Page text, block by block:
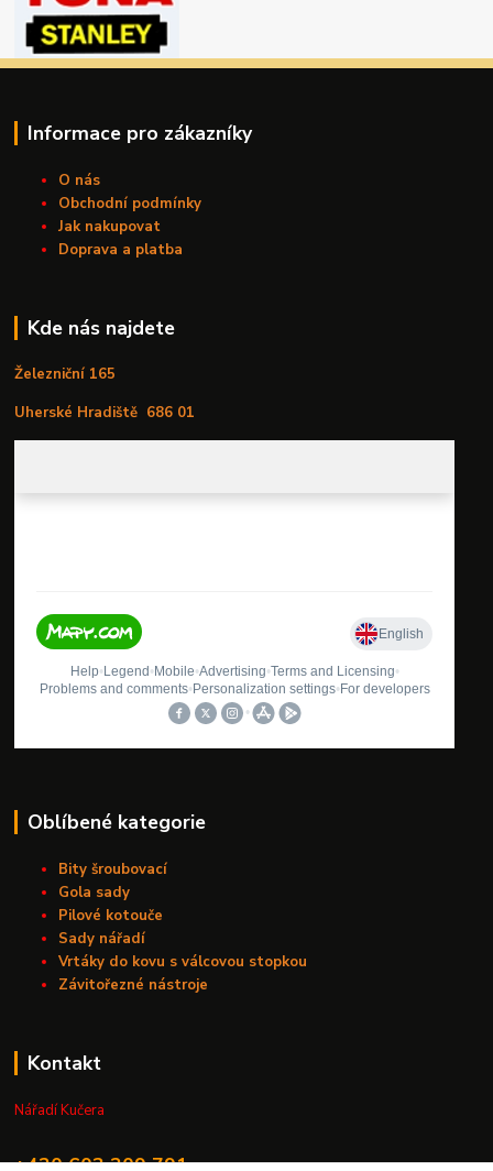
Informace pro zákazníky
O nás
Obchodní podmínky
Jak nakupovat
Doprava a platba
Kde nás najdete
Železniční 165
Uherské Hradiště 686 01
Oblíbené kategorie
Bity šroubovací
Gola sady
Pilové kotouče
Sady nářadí
Vrtáky do kovu s válcovou stopkou
Závitořezné nástroje
Kontakt
Nářadí Kučera